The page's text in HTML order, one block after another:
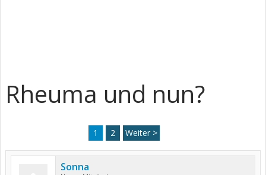
Rheuma und nun?
1 2 Weiter >
Sonna